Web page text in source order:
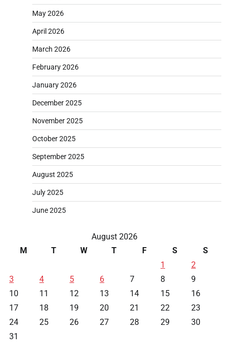
May 2026
April 2026
March 2026
February 2026
January 2026
December 2025
November 2025
October 2025
September 2025
August 2025
July 2025
June 2025
August 2026
M
T W T F S
S
1
2
3
4 5 6 7 8
9
10
11 12 13 14 15
16
17
18 19 20 21 22
23
24
25 26 27 28 29
30
31